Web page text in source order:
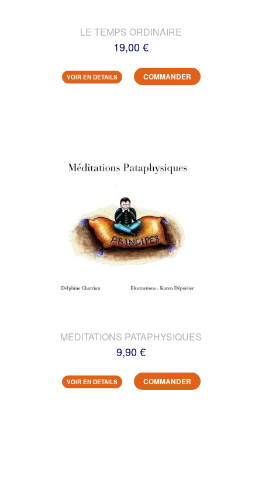
LE TEMPS ORDINAIRE
19,00 €
VOIR EN DETAILS COMMANDER
MEDITATIONS PATAPHYSIQUES
9,90 €
VOIR EN DETAILS COMMANDER